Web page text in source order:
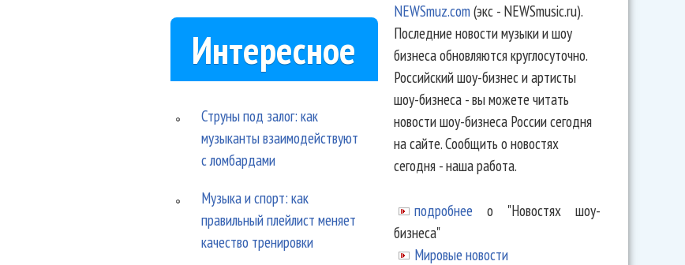
Интересное
Струны под залог: как
музыканты взаимодействуют
с ломбардами
Музыка и спорт: как
правильный плейлист меняет
качество тренировки
NEWSmuz.com(экс - NEWSmusic.ru).
Последние новости музыки и шоу
бизнеса обновляются круглосуточно.
Российский шоу-бизнес и артисты
шоу-бизнеса - вы можете читать
новости шоу-бизнеса России сегодня
на сайте. Сообщить о новостях
сегодня - наша работа.
подробнее о "Новостях шоу-
бизнеса"
Мировые новости